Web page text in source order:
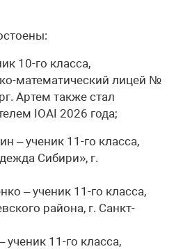
10-го класса,
математический лицей №
Артем также стал
IOAI 2026 года;
– ученик 11-го класса,
Сибири», г.
– ученик 11-го класса,
района, г. Санкт-
11-го класса,